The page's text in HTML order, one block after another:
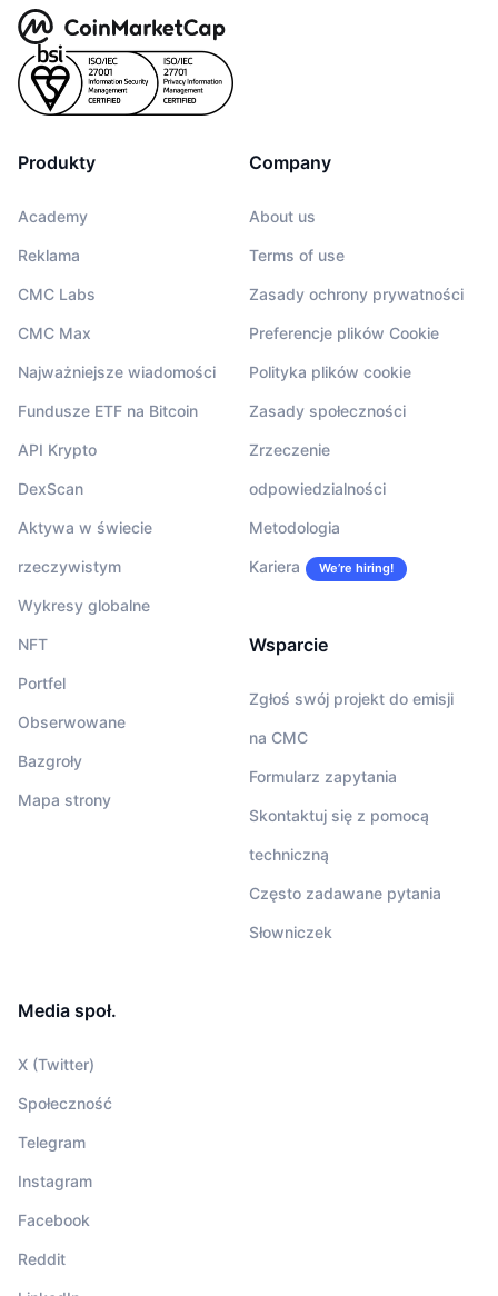
Produkty
Academy
Reklama
CMC Labs
CMC Max
Najważniejsze wiadomości
Fundusze ETF na Bitcoin
API Krypto
DexScan
Aktywa w świecie
rzeczywistym
Wykresy globalne
NFT
Portfel
Obserwowane
Bazgroły
Mapa strony
Company
About us
Terms of use
Zasady ochrony prywatności
Preferencje plików Cookie
Polityka plików cookie
Zasady społeczności
Zrzeczenie
odpowiedzialności
Metodologia
Kariera We’re hiring!
Wsparcie
Zgłoś swój projekt do emisji
na CMC
Formularz zapytania
Skontaktuj się z pomocą
techniczną
Często zadawane pytania
Słowniczek
Media społ.
X (Twitter)
Społeczność
Telegram
Instagram
Facebook
Reddit